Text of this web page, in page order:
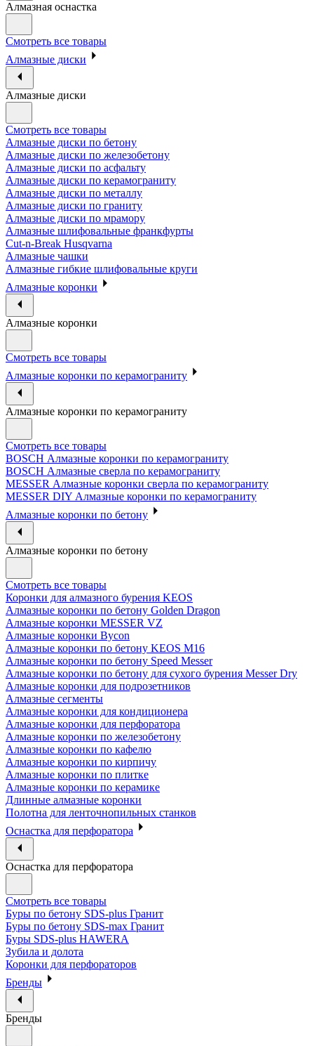
Алмазная оснастка
Смотреть все товары
Алмазные диски
Алмазные диски
Смотреть все товары
Алмазные диски по бетону
Алмазные диски по железобетону
Алмазные диски по асфальту
Алмазные диски по керамограниту
Алмазные диски по металлу
Алмазные диски по граниту
Алмазные диски по мрамору
Алмазные шлифовальные франкфурты
Cut-n-Break Husqvarna
Алмазные чашки
Алмазные гибкие шлифовальные круги
Алмазные коронки
Алмазные коронки
Смотреть все товары
Алмазные коронки по керамограниту
Алмазные коронки по керамограниту
Смотреть все товары
BOSCH Алмазные коронки по керамограниту
BOSCH Алмазные сверла по керамограниту
MESSER Алмазные коронки сверла по керамограниту
MESSER DIY Алмазные коронки по керамограниту
Алмазные коронки по бетону
Алмазные коронки по бетону
Смотреть все товары
Коронки для алмазного бурения KEOS
Алмазные коронки по бетону Golden Dragon
Алмазные коронки MESSER VZ
Алмазные коронки Bycon
Алмазные коронки по бетону KEOS M16
Алмазные коронки по бетону Speed Messer
Алмазные коронки по бетону для сухого бурения Messer Dry
Алмазные коронки для подрозетников
Алмазные сегменты
Алмазные коронки для кондиционера
Алмазные коронки для перфоратора
Алмазные коронки по железобетону
Алмазные коронки по кафелю
Алмазные коронки по кирпичу
Алмазные коронки по плитке
Алмазные коронки по керамике
Длинные алмазные коронки
Полотна для ленточнопильных станков
Оснастка для перфоратора
Оснастка для перфоратора
Смотреть все товары
Буры по бетону SDS-plus Гранит
Буры по бетону SDS-max Гранит
Буры SDS-plus HAWERA
Зубила и долота
Коронки для перфораторов
Бренды
Бренды